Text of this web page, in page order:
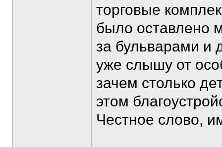
торговые
было оставлено
за бульварами и
уже слышу от
зачем столько
этом
Честное слово,